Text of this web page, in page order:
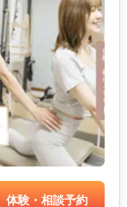
体験・相談予約